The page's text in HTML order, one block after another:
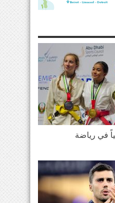
في رياضة